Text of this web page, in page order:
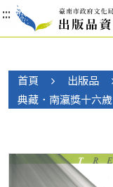
:::
:::
:::
首頁 出版品
典藏．南瀛獎十六歲